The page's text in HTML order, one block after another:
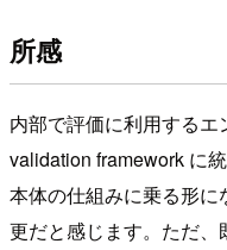
所感
内部で評価に利用する
validation framework に
本体の仕組みに乗る形
更だと感じます。ただ、